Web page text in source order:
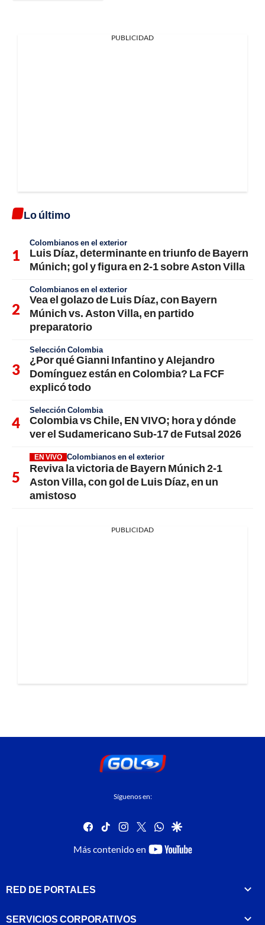
PUBLICIDAD
Lo último
Colombianos en el exterior
Luis Díaz, determinante en triunfo de Bayern
Múnich; gol y figura en 2-1 sobre Aston Villa
Colombianos en el exterior
Vea el golazo de Luis Díaz, con Bayern
Múnich vs. Aston Villa, en partido
preparatorio
Selección Colombia
¿Por qué Gianni Infantino y Alejandro
Domínguez están en Colombia? La FCF
explicó todo
Selección Colombia
Colombia vs Chile, EN VIVO; hora y dónde
ver el Sudamericano Sub-17 de Futsal 2026
EN VIVO Colombianos en el exterior
Reviva la victoria de Bayern Múnich 2-1
Aston Villa, con gol de Luis Díaz, en un
amistoso
PUBLICIDAD
Síguenos en:
facebook
tiktok instagram
twitterwhatsapp
google
Más contenido en
youtube-
RED DE PORTALES
SERVICIOS CORPORATIVOS